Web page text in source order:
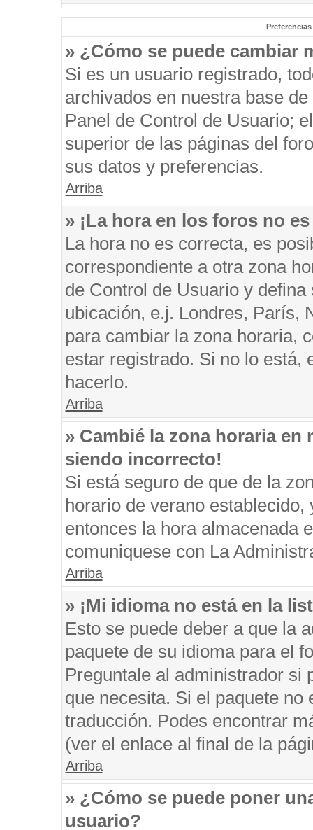
» ¿Cómo se puede cambiar
Si es un usuario registrado,
archivados en nuestra base
Panel de Control de Usuario;
superior de las páginas del
sus datos y preferencias.
Arriba
» ¡La hora en los foros no
La hora no es correcta, es
correspondiente a otra zona
de Control de Usuario y
ubicación, e.j. Londres, París,
para cambiar la zona horaria,
estar registrado. Si no lo está,
hacerlo.
Arriba
» Cambié la zona horaria
siendo incorrecto!
Si está seguro de que de la
horario de verano
entonces la hora almacenada
comuniquese con La
Arriba
» ¡Mi idioma no está en la
Esto se puede deber a que la
paquete de su idioma para el
Preguntale al administrador si
que necesita. Si el paquete
traducción. Podes encontrar
(ver el enlace al final de la
Arriba
» ¿Cómo se puede poner
usuario?